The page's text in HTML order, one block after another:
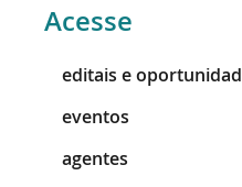
Acesse
editais e
eventos
agentes